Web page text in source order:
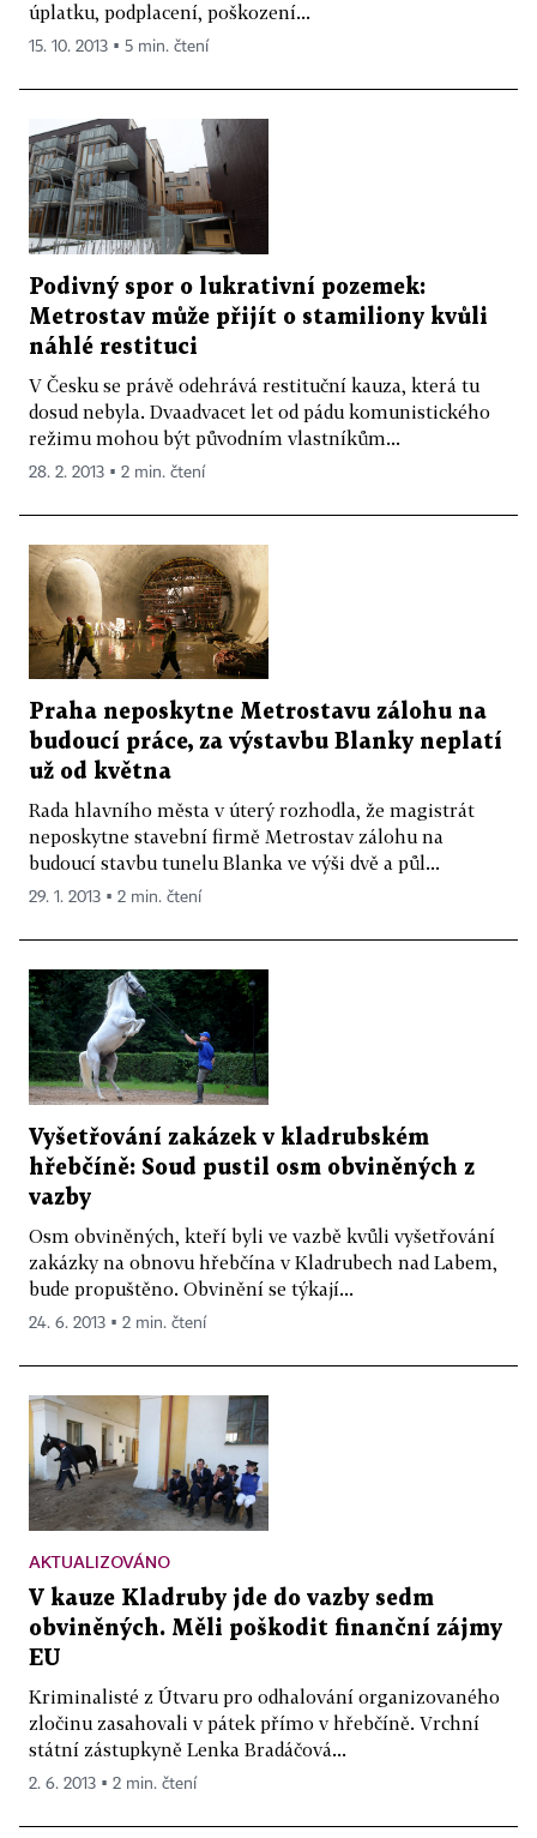
úplatku, podplacení, poškození...
15. 10. 2013 ▪ 5 min. čtení
Podivný spor o lukrativní pozemek:
Metrostav může přijít o stamiliony kvůli
náhlé restituci
V Česku se právě odehrává restituční kauza, která tu
dosud nebyla. Dvaadvacet let od pádu komunistického
režimu mohou být původním vlastníkům...
28. 2. 2013 ▪ 2 min. čtení
Praha neposkytne Metrostavu zálohu na
budoucí práce, za výstavbu Blanky neplatí
už od května
Rada hlavního města v úterý rozhodla, že magistrát
neposkytne stavební firmě Metrostav zálohu na
budoucí stavbu tunelu Blanka ve výši dvě a půl...
29. 1. 2013 ▪ 2 min. čtení
Vyšetřování zakázek v kladrubském
hřebčíně: Soud pustil osm obviněných z
vazby
Osm obviněných, kteří byli ve vazbě kvůli vyšetřování
zakázky na obnovu hřebčína v Kladrubech nad Labem,
bude propuštěno. Obvinění se týkají...
24. 6. 2013 ▪ 2 min. čtení
AKTUALIZOVÁNO
V kauze Kladruby jde do vazby sedm
obviněných. Měli poškodit finanční zájmy
EU
Kriminalisté z Útvaru pro odhalování organizovaného
zločinu zasahovali v pátek přímo v hřebčíně. Vrchní
státní zástupkyně Lenka Bradáčová...
2. 6. 2013 ▪ 2 min. čtení